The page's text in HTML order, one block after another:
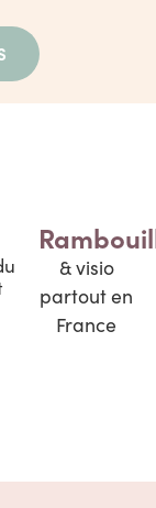
& visio
partout en
France